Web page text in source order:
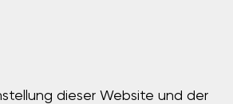
dieser Website und der